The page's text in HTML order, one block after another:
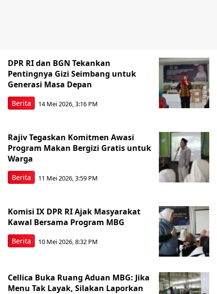
Berita
DPR RI dan BGN Tekankan
Pentingnya Gizi Seimbang untuk
Generasi Masa Depan
14 Mei 2026, 3:16 PM
Berita
Rajiv Tegaskan Komitmen Awasi
Program Makan Bergizi Gratis untuk
Warga
11 Mei 2026, 3:59 PM
Berita
Komisi IX DPR RI Ajak Masyarakat
Kawal Bersama Program MBG
10 Mei 2026, 8:32 PM
Cellica Buka Ruang Aduan MBG: Jika
Menu Tak Layak, Silakan Laporkan